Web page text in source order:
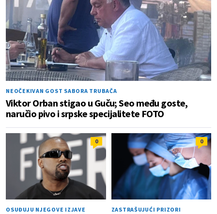
NEOČEKIVAN GOST SABORA TRUBAČA
Viktor Orban stigao u Guču; Seo među goste,
naručio pivo i srpske specijalitete FOTO
0
OSUĐUJU NJEGOVE IZJAVE
0
ZASTRAŠUJUĆI PRIZORI